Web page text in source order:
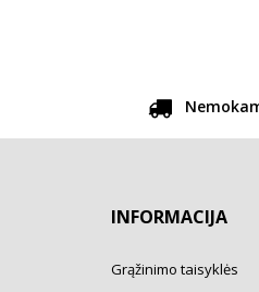
INFORMACIJA
Grąžinimo taisyklės